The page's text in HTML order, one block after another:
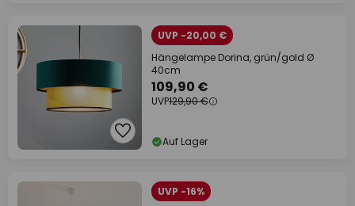
UVP -20,00 €
Hängelampe Dorina, grün/gold Ø
40cm
109,90 €
UVP129,90 €
Auf Lager
UVP -16%